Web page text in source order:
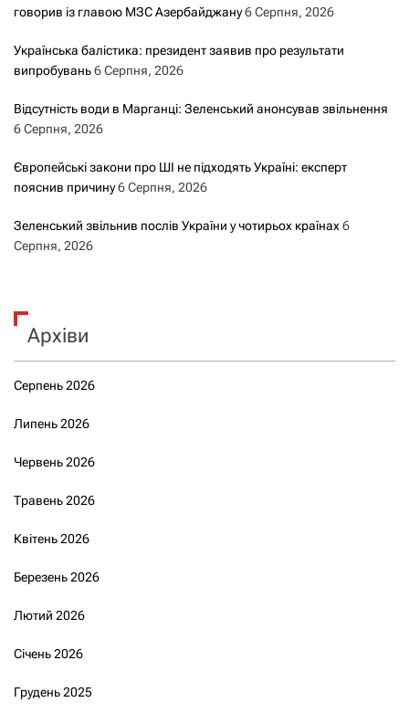
говорив із главою МЗС Азербайджану6 Серпня, 2026
Українська балістика: президент заявив про результати
випробувань6 Серпня, 2026
Відсутність води в Марганці: Зеленський анонсував звільнення
6 Серпня, 2026
Європейські закони про ШІ не підходять Україні: експерт
пояснив причину6 Серпня, 2026
Зеленський звільнив послів України у чотирьох країнах 6
Серпня, 2026
Архіви
Серпень 2026
Липень 2026
Червень 2026
Травень 2026
Квітень 2026
Березень 2026
Лютий 2026
Січень 2026
Грудень 2025